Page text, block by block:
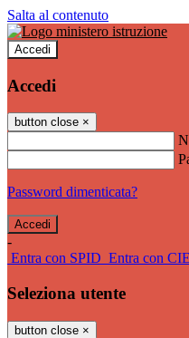
Salta al contenuto
Accedi
Accedi
button close ×
Password dimenticata?
-
Entra con SPID Entra con CIE
Seleziona utente
button close ×